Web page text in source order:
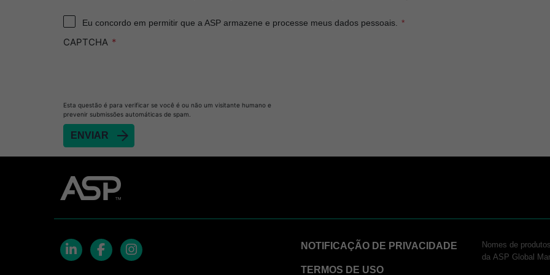
Eu concordo em permitir que a ASP armazene e processe meus dados pessoais.
CAPTCHA
Esta questão é para verificar se você é ou não um visitante humano e
prevenir submissões automáticas de spam.
NOTIFICAÇÃO DE PRIVACIDADE
TERMOS DE USO
Nomes de
da ASP Global